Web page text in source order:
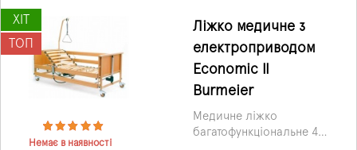
ХІТ
ТОП
Немає в наявності
Ліжко медичне з
електроприводом
Economic II
Burmeier
Медичне ліжко
багатофункціональне 4-